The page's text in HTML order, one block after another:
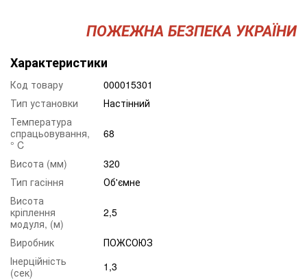
ПОЖЕЖНА БЕЗПЕКА УКРАЇНИ
Характеристики
Код товару
000015301
Тип установки
Настінний
Температура
спрацьовування,
° C
68
Висота (мм)
320
Тип гасіння
Об'ємне
Висота
кріплення
модуля, (м)
2,5
Виробник
ПОЖСОЮЗ
Інерційність
(сек)
1,3